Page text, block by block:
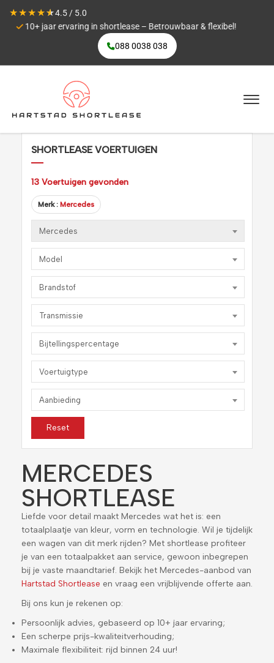
★★★★★4.5 / 5.0
Maximale flexibiliteit
088 0038 038
SHORTLEASE VOERTUIGEN
13 Voertuigen gevonden
Merk : Mercedes
Mercedes
Model
Brandstof
Transmissie
Bijtellingspercentage
Voertuigtype
Aanbieding
Reset
MERCEDES
SHORTLEASE
Liefde voor detail maakt Mercedes wat het is: een
totaalplaatje van kleur, vorm en technologie. Wil je tijdelijk
een wagen van dit merk rijden? Met shortlease profiteer
je van een totaalpakket aan service, gewoon inbegrepen
bij je vaste maandtarief. Bekijk het Mercedes-aanbod van
Hartstad Shortlease en vraag een vrijblijvende offerte aan.
Bij ons kun je rekenen op:
Persoonlijk advies, gebaseerd op 10+ jaar ervaring;
Een scherpe prijs-kwaliteitverhouding;
Maximale flexibiliteit: rijd binnen 24 uur!